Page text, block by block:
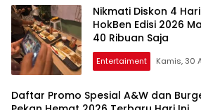
Nikmati Diskon 4
HokBen Edisi 2026
40 Ribuan Saja
Entertaiment
Daftar Promo Spesial A&W dan